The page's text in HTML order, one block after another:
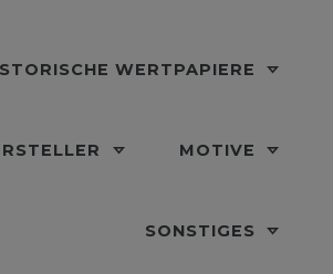
WERTPAPIERE
MOTIVE
SONSTIGES